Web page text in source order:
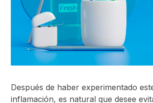
Después de haber experimentado
inflamación, es natural que desee